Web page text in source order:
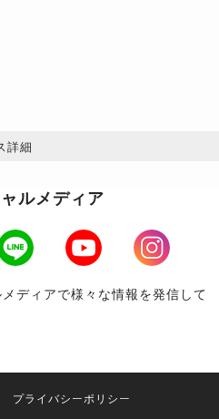
詳細
ルメディア
LINE Youtube
Instagram
ディアで様々な情報を発信して
プライバシーポリシー